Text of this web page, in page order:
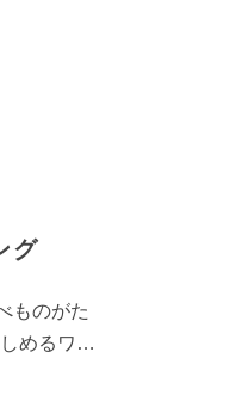
グ
ものがた
めるワー